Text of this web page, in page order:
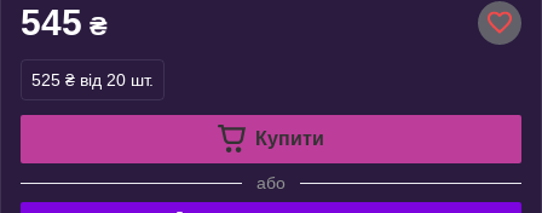
545 ₴
525 ₴ від 20 шт.
Купити
або